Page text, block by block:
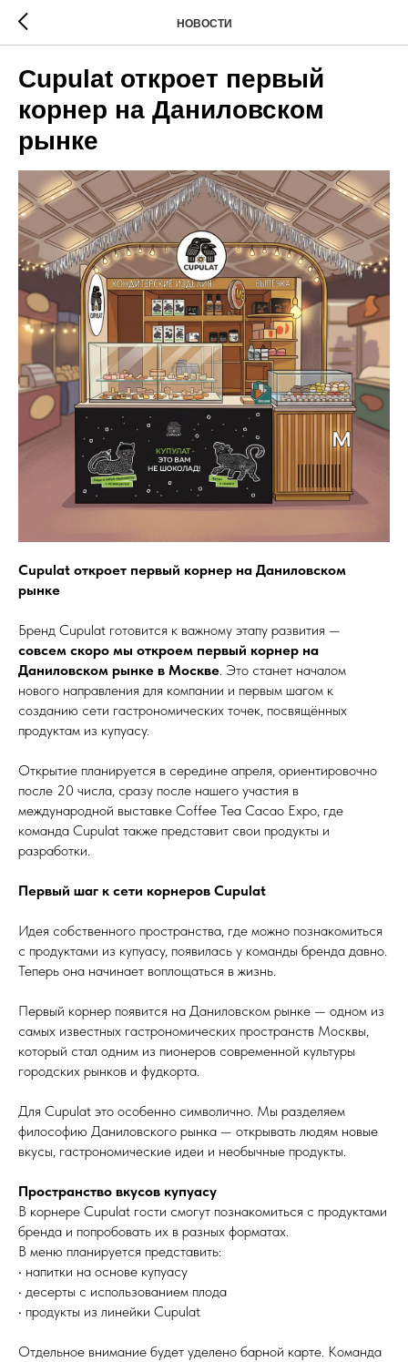
НОВОСТИ
Cupulat откроет первый
корнер на Даниловском
рынке
Cupulat откроет первый корнер на Даниловском
рынке
Бренд Cupulat готовится к важному этапу развития —
совсем скоро мы откроем первый корнер на
Даниловском рынке в Москве. Это станет началом
нового направления для компании и первым шагом к
созданию сети гастрономических точек, посвящённых
продуктам из купуасу.
Открытие планируется в середине апреля, ориентировочно
после 20 числа, сразу после нашего участия в
международной выставке Coffee Tea Cacao Expo, где
команда Cupulat также представит свои продукты и
разработки.
Первый шаг к сети корнеров Cupulat
Идея собственного пространства, где можно познакомиться
с продуктами из купуасу, появилась у команды бренда давно.
Теперь она начинает воплощаться в жизнь.
Первый корнер появится на Даниловском рынке — одном из
самых известных гастрономических пространств Москвы,
который стал одним из пионеров современной культуры
городских рынков и фудкорта.
Для Cupulat это особенно символично. Мы разделяем
философию Даниловского рынка — открывать людям новые
вкусы, гастрономические идеи и необычные продукты.
Пространство вкусов купуасу
В корнере Cupulat гости смогут познакомиться с продуктами
бренда и попробовать их в разных форматах.
В меню планируется представить:
• напитки на основе купуасу
• десерты с использованием плода
• продукты из линейки Cupulat
Отдельное внимание будет уделено барной карте. Команда